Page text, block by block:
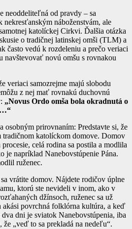
neoddeliteľná od pravdy – sa
náboženstvám, ale
katolíckej Cirkvi. Ďalšia otázka
o tradičnej latinskej omši (TLM) a
často vedú k rozdeleniu a prečo veriaci
navštevovať novú omšu s rovnakou
veriaci samozrejme majú slobodu
z nej mať rovnakú duchovnú
„Novus Ordo omša bola okradnutá o
osobným prirovnaním: Predstavte si, že
tradičnom katolíckom domove. Domov
celá rodina sa postila a modlila
je napríklad Nanebovstúpenie Pána.
ruženec.
vrátite domov. Nájdete rodičov úplne
ktorú ste nevideli v inom, ako v
džínsoch, ruženec sa už
akási povrchná folklórna kultúra, a keď
dni je sviatok Nanebovstúpenia, iba
„veď to sa prekladá na nedeľu“.